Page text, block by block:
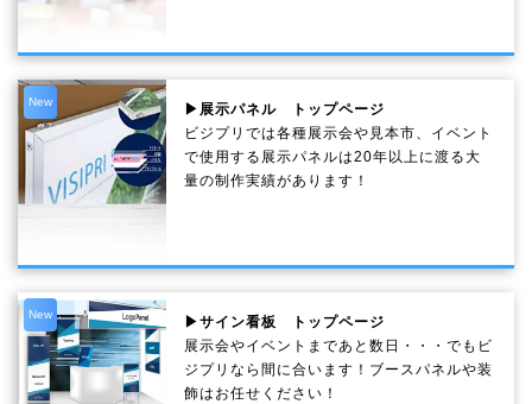
New
▶展示パネル トップページ
ビジプリでは各種展示会や見本市、イベント
で使用する展示パネルは20年以上に渡る大
量の制作実績があります！
New
▶サイン看板 トップページ
展示会やイベントまであと数日・・・でもビ
ジプリなら間に合います！ブースパネルや装
飾はお任せください！